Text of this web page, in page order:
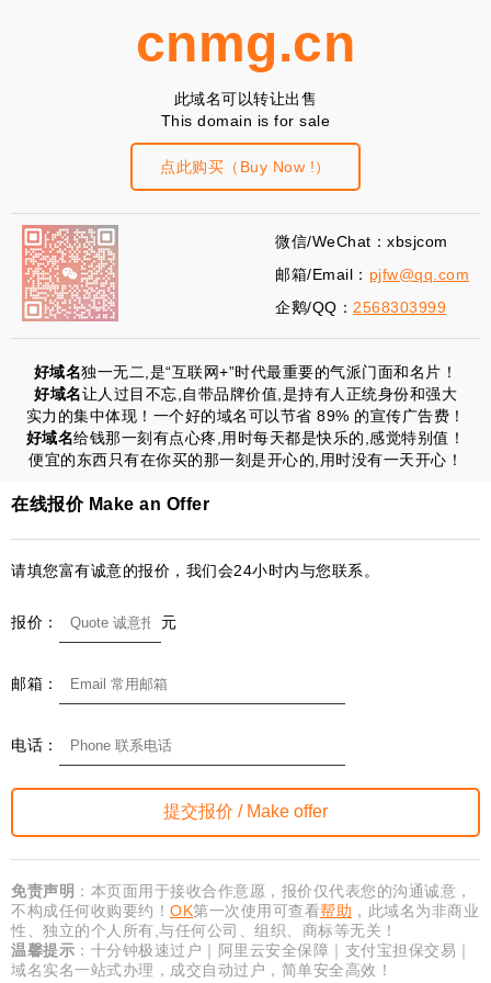
cnmg.cn
此域名可以转让出售
This domain is for sale
点此购买（Buy Now !）
微信/WeChat：xbsjcom
邮箱/Email： pjfw@qq.com
企鹅/QQ： 2568303999
好域名独一无二,是“互联网+”时代最重要的气派门面和名片！
好域名让人过目不忘,自带品牌价值,是持有人正统身份和强大
实力的集中体现！一个好的域名可以节省 89% 的宣传广告费！
好域名给钱那一刻有点心疼,用时每天都是快乐的,感觉特别值！
便宜的东西只有在你买的那一刻是开心的,用时没有一天开心！
在线报价 Make an Offer
请填您富有诚意的报价，我们会24小时内与您联系。
报价： 元
邮箱：
电话：
免责声明 ：本页面用于接收合作意愿，报价仅代表您的沟通诚意，
不构成任何收购要约！ OK第一次使用可查看帮助 ，此域名为非商业
性、独立的个人所有,与任何公司、组织、商标等无关！
温馨提示 ：十分钟极速过户｜阿里云安全保障｜支付宝担保交易｜
域名实名一站式办理，成交自动过户，简单安全高效！